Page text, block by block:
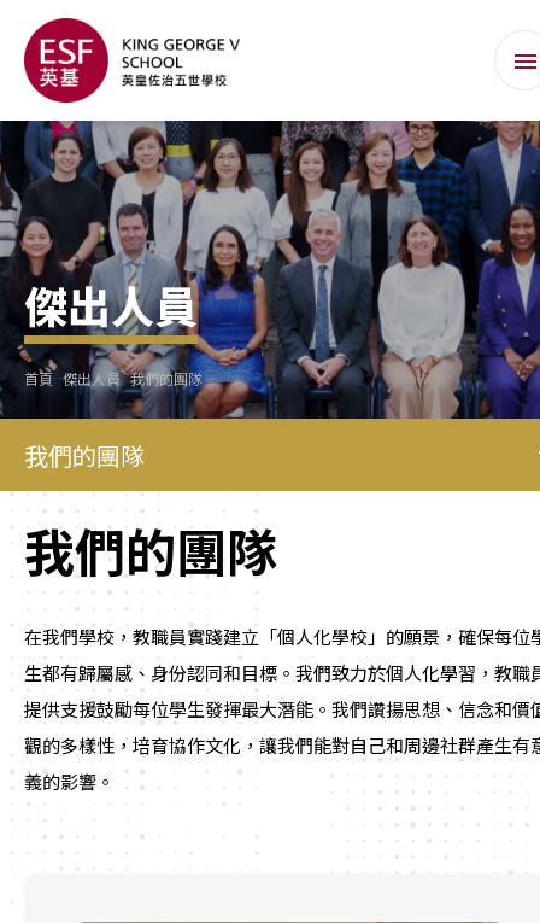
傑出人員
首頁 傑出人員 我們的團隊
我們的團隊
我們的團隊
在我們學校，教職員實踐建立「個人化學校」的願景，確保每位
生都有歸屬感、身份認同和目標。我們致力於個人化學習，教職
提供支援鼓勵每位學生發揮最大潛能。我們讚揚思想、信念和價
觀的多樣性，培育協作文化，讓我們能對自己和周邊社群產生有
義的影響。